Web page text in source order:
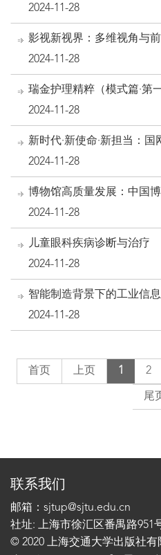
2024-11-28
影视新视界：多维视角与
2024-11-28
瑞金护理精粹（模式篇·第
2024-11-28
新时代·新使命·新担当：
培养教学案例集
2024-11-28
博物馆高质量发展：中国
委员会论文集（2024）
2024-11-28
儿童眼科疾病诊断与治疗
2024-11-28
智能制造背景下的工业信
2024-11-28
首页 上页 1 2
尾
联系我们
邮箱：sjtup@sjtu.edu.cn
社址: 上海市徐汇区番禺路951
© 2020 上海交通大学出版社有